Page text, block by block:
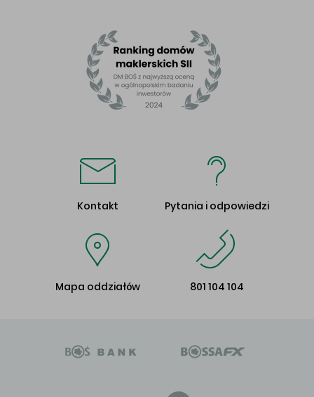
Kontakt Pytania i odpowiedzi
Mapa oddziałów 801 104 104